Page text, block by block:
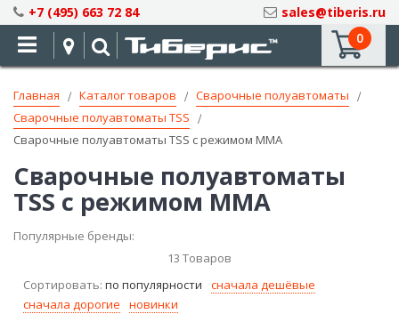
Skip
to
Content
+7 (495) 663 72 84
sales@tiberis.ru
0
Главная Каталог товаров
Сварочные полуавтоматы
Сварочные полуавтоматы TSS
Сварочные полуавтоматы TSS с режимом ММА
Сварочные полуавтоматы
TSS с режимом ММА
Популярные бренды:
13 Товаров
Сортировать: по популярности
сначала дешёвые
сначала дорогие
новинки